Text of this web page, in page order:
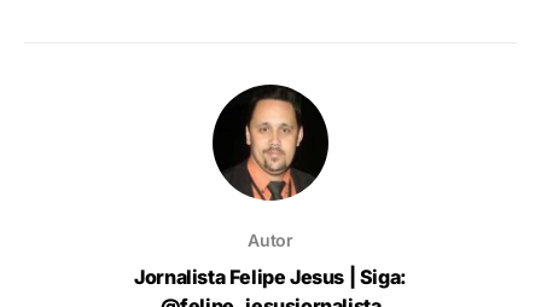
Autor
Jornalista Felipe Jesus | Siga: